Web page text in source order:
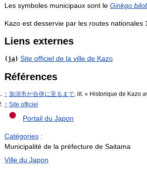
Les symboles municipaux sont le Ginkgo
Kazo est desservie par les routes nationales
Liens externes
( ja) Site officiel de la ville de Kazo
Références
↑ 加須市が合併に至るまで, lit. « Historique de Kazo
↑ Site officiel
Portail du Japon
Catégories :
Municipalité de la préfecture de Saitama
Ville du Japon